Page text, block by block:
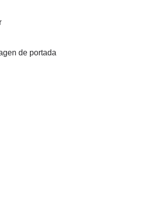
de portada